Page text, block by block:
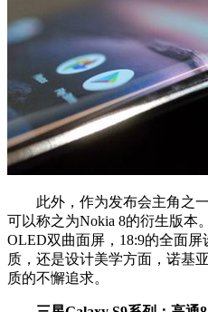
此外，作为发布会主角之一
可以称之为Nokia 8的衍生版本
OLED双曲面屏，18:9的全面
质，还是设计美学方面，诺基
质的不懈追求。